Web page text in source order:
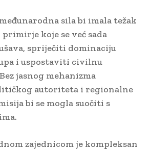
sila bi imala težak
koje se već sada
spriječiti dominaciju
i uspostaviti civilnu
jasnog mehanizma
autoriteta i regionalne
bi se mogla suočiti s
zajednicom je kompleksan